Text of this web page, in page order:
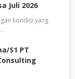
Juli 2026
kondisi yang
S1 PT